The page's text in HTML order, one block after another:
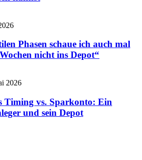
Phasen schaue ich auch mal
nicht ins Depot“
2026
Timing vs. Sparkonto: Ein
und sein Depot